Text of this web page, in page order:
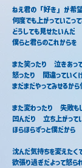
ねえ君の「好き」が希
何度でも上がっていこっ
どうしても見せたいんだ
僕らと君らのこれからを
また笑ったり　泣きあっ
怒ったり　間違っていく
まだまだやってみせるか
また変わったり　失敗も
凹んだり　立ち上がって
ほらほらずっと僕だから
沈んだ気持ちを変えたく
欲張り過ぎだよって